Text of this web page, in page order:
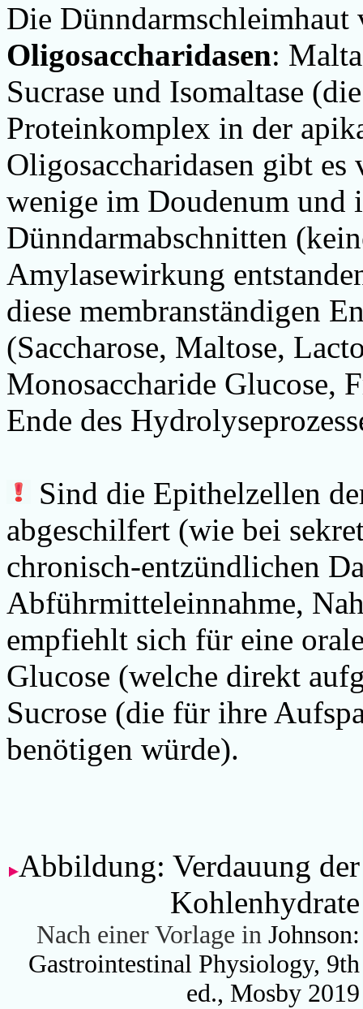
Die
Oligosaccharidasen:
Sucrase und Isomaltase
Proteinkomplex in der
Oligosaccharidasen gibt
wenige im Doudenum und
Dünndarmabschnitten
Amylasewirkung
diese membranständigen
(Saccharose, Maltose,
Monosaccharide Glucose,
Ende des
Sind die Epithelzellen
abgeschilfert (wie bei
chronisch-entzündlichen
Abführmitteleinnahme,
empfiehlt sich für eine
Glucose (welche direkt
Sucrose (die für ihre
benötigen würde).
Abbildung: Verdauung der
Kohlenhydrate
Nach einer Vorlage in Johnson:
Gastrointestinal Physiology, 9th
ed., Mosby 2019